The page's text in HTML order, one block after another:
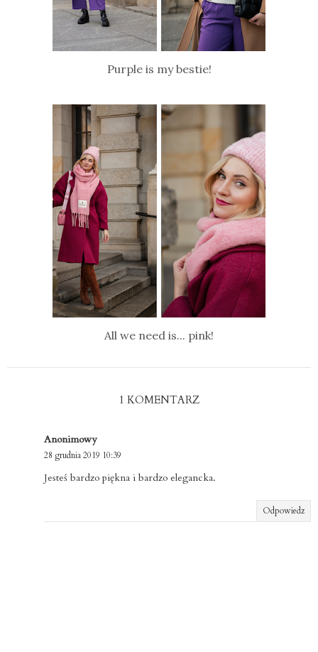
Purple is my bestie!
All we need is... pink!
1 KOMENTARZ
Anonimowy
28 grudnia 2019 10:39
Jesteś bardzo piękna i bardzo elegancka.
Odpowiedz